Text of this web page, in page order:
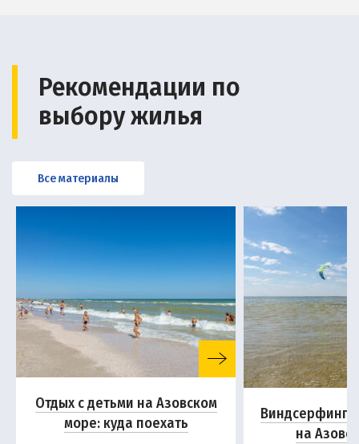
Рекомендации по
выбору жилья
Все материалы
Отдых с детьми на Азовском
море: куда поехать
Виндсерфинг
на